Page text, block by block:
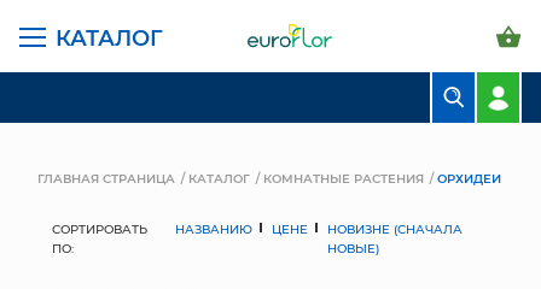
КАТАЛОГ
ГЛАВНАЯ СТРАНИЦА КАТАЛОГ КОМНАТНЫЕ РАСТЕНИЯ ОРХИДЕИ
СОРТИРОВАТЬ
ПО:
НАЗВАНИЮ ЦЕНЕ
НОВИЗНЕ (СНАЧАЛА
НОВЫЕ)